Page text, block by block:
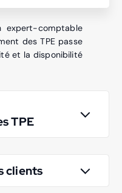
expert-comptable
des TPE passe
et la disponibilité
TPE
clients